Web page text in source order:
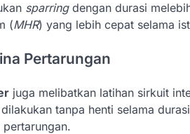
sparringdengan durasi
(MHR) yang lebih cepat selama
Pertarungan
juga melibatkan latihan sirkuit
tanpa henti selama